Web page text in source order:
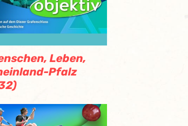
Leben,
Pfalz